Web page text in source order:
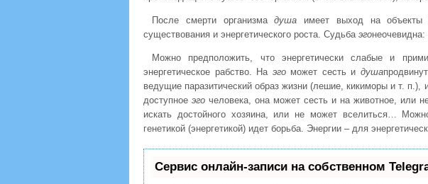
После смерти организмадуша имеет выход на
существования и энергетического роста. Судьба эго
Можно предположить, что энергетически слабые и
энергетическое рабство. На эгоможет сесть и душа
ведущие паразитический образ жизни (лешие, кикиморы и т. п.),
доступное эго человека, она может сесть и на животное, или
искать достойного хозяина, или не может вселиться…
генетикой (энергетикой) идет борьба. Энергии – для
Сервис онлайн-записи на собственном